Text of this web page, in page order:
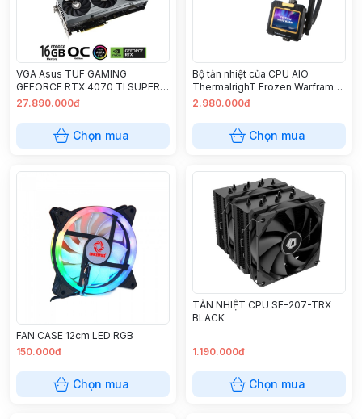
VGA Asus TUF GAMING
GEFORCE RTX 4070 TI SUPER
16GB OC GDDR6X (TUF-
27.890.000đ
Chọn mua
Bộ tản nhiệt của CPU AIO
ThermalrighT Frozen Warframe
360 BLACK ARGB
2.980.000đ
Chọn mua
FAN CASE 12cm LED RGB
150.000đ
Chọn mua
TẢN NHIỆT CPU SE-207-TRX
BLACK
1.190.000đ
Chọn mua